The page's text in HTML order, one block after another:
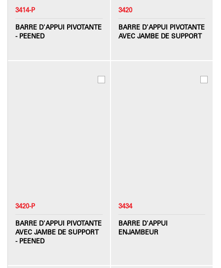
3414-P
BARRE D'APPUI PIVOTANTE
- PEENED
3420
BARRE D'APPUI PIVOTANTE
AVEC JAMBE DE SUPPORT
3420-P
BARRE D'APPUI PIVOTANTE
AVEC JAMBE DE SUPPORT
- PEENED
3434
BARRE D'APPUI
ENJAMBEUR